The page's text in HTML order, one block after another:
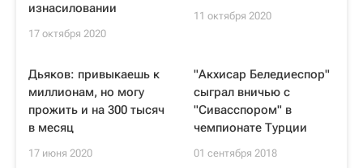
изнасиловании
17 октября 2020
11 октября 2020
Дьяков: привыкаешь к
миллионам, но могу
прожить и на 300 тысяч
в месяц
17 июня 2020
"Акхисар Беледиеспор"
сыграл вничью с
"Сивасспором" в
чемпионате Турции
01 сентября 2018